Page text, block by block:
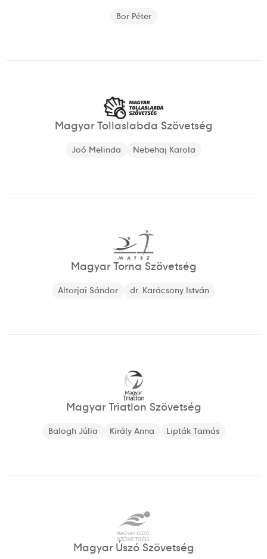
Bor Péter
Magyar Tollaslabda Szövetség
Joó Melinda Nebehaj Karola
Magyar Torna Szövetség
Altorjai Sándor dr. Karácsony István
Magyar Triatlon Szövetség
Balogh Júlia Király Anna Lipták Tamás
Magyar Úszó Szövetség